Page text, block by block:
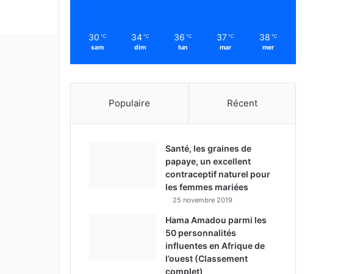
30 ℃
sam
34 ℃
dim
36 ℃
lun
37 ℃
mar
38 ℃
mer
Populaire Récent
Santé, les graines de
papaye, un excellent
contraceptif naturel pour
les femmes mariées
25 novembre 2019
Hama Amadou parmi les
50 personnalités
influentes en Afrique de
l’ouest (Classement
complet)